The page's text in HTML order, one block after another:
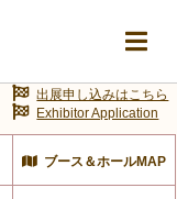
ブース＆ホールMAP
出展申し込みはこちら
Exhibitor Application